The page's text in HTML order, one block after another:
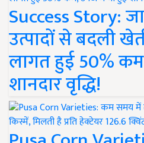
Success Story:
उत्पादों से बदली
लागत हुई 50%
शानदार वृद्धि!